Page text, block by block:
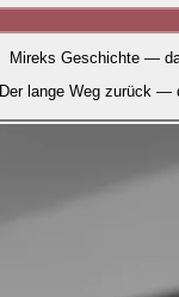
Mireks Geschichte —
Der lange Weg zurück —